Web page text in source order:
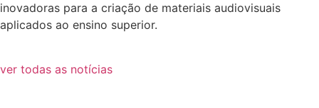
inovadoras para a criação de materiais audiovisuais
aplicados ao ensino superior.
ver todas as notícias